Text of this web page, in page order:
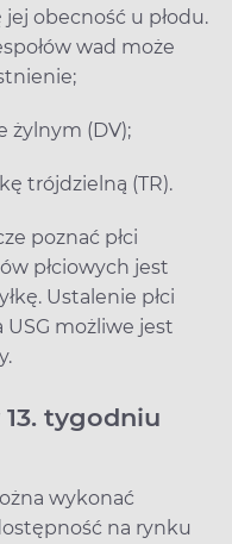
jej obecność u płodu.
wad może
żylnym (DV);
trójdzielną (TR).
poznać płci
płciowych jest
Ustalenie płci
możliwe jest
tygodniu
wykonać
na rynku